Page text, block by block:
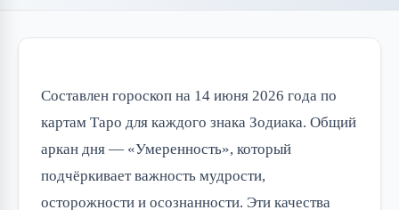
Составлен гороскоп на 14 июня 2026 года по
картам Таро для каждого знака Зодиака. Общий
аркан дня — «Умеренность», который
подчёркивает важность мудрости,
осторожности и осознанности. Эти качества